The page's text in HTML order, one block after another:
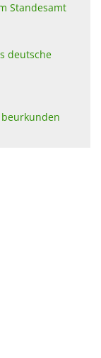
Standesamt
deutsche